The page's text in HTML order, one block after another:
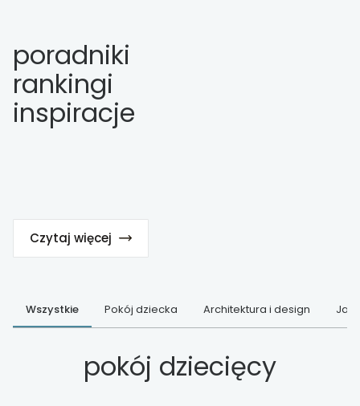
poradniki
rankingi
inspiracje
Czytaj więcej
Wszystkie Pokój dziecka Architektura i design Jak
pokój dziecięcy